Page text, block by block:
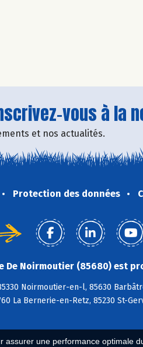
une performance
vous à la
et nos actualités.
Protection des données
De Noirmoutier (85680) est
Noirmoutier-en-l, 85630
La Bernerie-en-Retz, 85230 St-